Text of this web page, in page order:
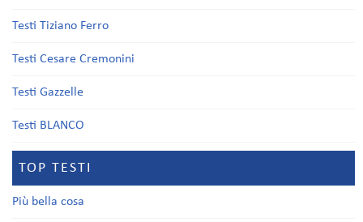
Testi Tiziano Ferro
Testi Cesare Cremonini
Testi Gazzelle
Testi BLANCO
TOP TESTI
Più bella cosa